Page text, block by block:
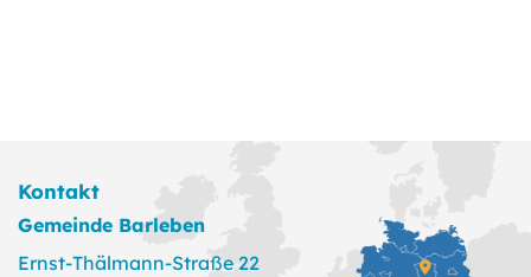
Kontakt
Gemeinde Barleben
Ernst-Thälmann-Straße 22